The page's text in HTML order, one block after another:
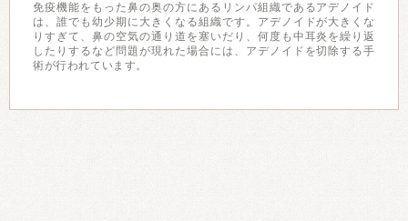
免疫機能をもった鼻の奥の方にあるリンパ組織であるアデノイド
は、誰でも幼少期に大きくなる組織です。アデノイドが大きくな
りすぎて、鼻の空気の通り道を塞いだり、何度も中耳炎を繰り返
したりするなど問題が現れた場合には、アデノイドを切除する手
術が行われています。